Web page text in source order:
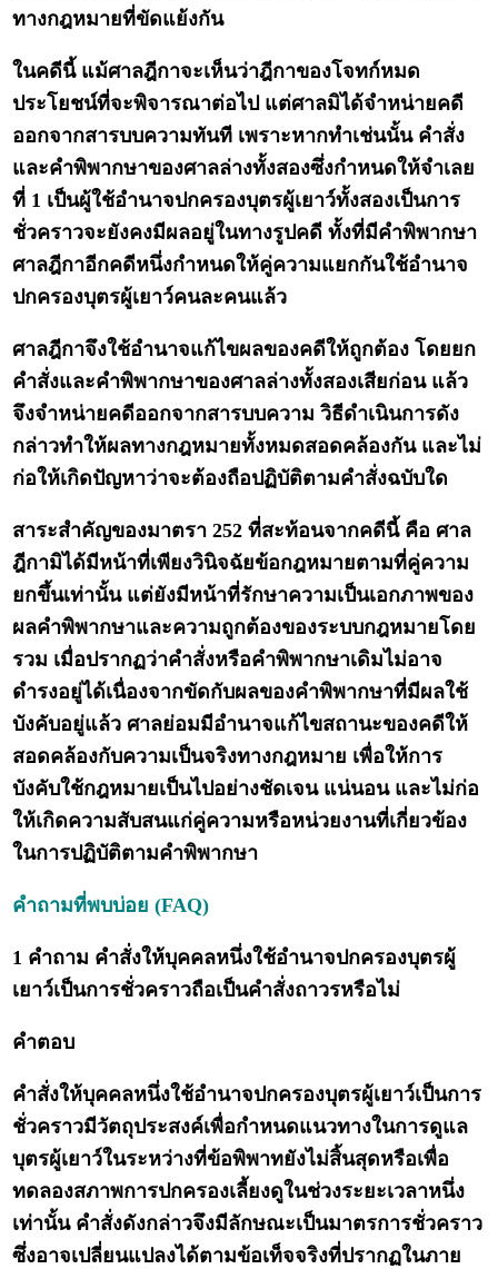
ทางกฎหมายที่ขัดแย้งกัน
ในคดีนี้ แม้ศาลฎีกาจะเห็นว่าฎีกาของโจทก์หมด
ประโยชน์ที่จะพิจารณาต่อไป แต่ศาลมิได้จำหน่ายคดี
ออกจากสารบบความทันที เพราะหากทำเช่นนั้น คำสั่ง
และคำพิพากษาของศาลล่างทั้งสองซึ่งกำหนดให้จำเลย
ที่ 1 เป็นผู้ใช้อำนาจปกครองบุตรผู้เยาว์ทั้งสองเป็นการ
ชั่วคราวจะยังคงมีผลอยู่ในทางรูปคดี ทั้งที่มีคำพิพากษา
ศาลฎีกาอีกคดีหนึ่งกำหนดให้คู่ความแยกกันใช้อำนาจ
ปกครองบุตรผู้เยาว์คนละคนแล้ว
ศาลฎีกาจึงใช้อำนาจแก้ไขผลของคดีให้ถูกต้อง โดยยก
คำสั่งและคำพิพากษาของศาลล่างทั้งสองเสียก่อน แล้ว
จึงจำหน่ายคดีออกจากสารบบความ วิธีดำเนินการดัง
กล่าวทำให้ผลทางกฎหมายทั้งหมดสอดคล้องกัน และไม่
ก่อให้เกิดปัญหาว่าจะต้องถือปฏิบัติตามคำสั่งฉบับใด
สาระสำคัญของมาตรา 252 ที่สะท้อนจากคดีนี้ คือ ศาล
ฎีกามิได้มีหน้าที่เพียงวินิจฉัยข้อกฎหมายตามที่คู่ความ
ยกขึ้นเท่านั้น แต่ยังมีหน้าที่รักษาความเป็นเอกภาพของ
ผลคำพิพากษาและความถูกต้องของระบบกฎหมายโดย
รวม เมื่อปรากฏว่าคำสั่งหรือคำพิพากษาเดิมไม่อาจ
ดำรงอยู่ได้เนื่องจากขัดกับผลของคำพิพากษาที่มีผลใช้
บังคับอยู่แล้ว ศาลย่อมมีอำนาจแก้ไขสถานะของคดีให้
สอดคล้องกับความเป็นจริงทางกฎหมาย เพื่อให้การ
บังคับใช้กฎหมายเป็นไปอย่างชัดเจน แน่นอน และไม่ก่อ
ให้เกิดความสับสนแก่คู่ความหรือหน่วยงานที่เกี่ยวข้อง
ในการปฏิบัติตามคำพิพากษา
คำถามที่พบบ่อย (FAQ)
1 คำถาม คำสั่งให้บุคคลหนึ่งใช้อำนาจปกครองบุตรผู้
เยาว์เป็นการชั่วคราวถือเป็นคำสั่งถาวรหรือไม่
คำตอบ
คำสั่งให้บุคคลหนึ่งใช้อำนาจปกครองบุตรผู้เยาว์เป็นการ
ชั่วคราวมีวัตถุประสงค์เพื่อกำหนดแนวทางในการดูแล
บุตรผู้เยาว์ในระหว่างที่ข้อพิพาทยังไม่สิ้นสุดหรือเพื่อ
ทดลองสภาพการปกครองเลี้ยงดูในช่วงระยะเวลาหนึ่ง
เท่านั้น คำสั่งดังกล่าวจึงมีลักษณะเป็นมาตรการชั่วคราว
ซึ่งอาจเปลี่ยนแปลงได้ตามข้อเท็จจริงที่ปรากฏในภาย